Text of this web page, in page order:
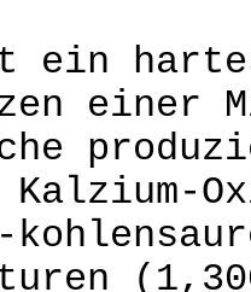
ein
einer